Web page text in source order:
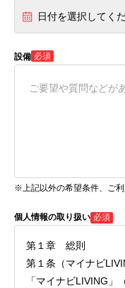
日付を選択してく
設備 必須
※上記以外の希望条件、ご
個人情報の取り扱い 必須
第１章 総則
第１条（マイナビ
「マイナビLIVING」